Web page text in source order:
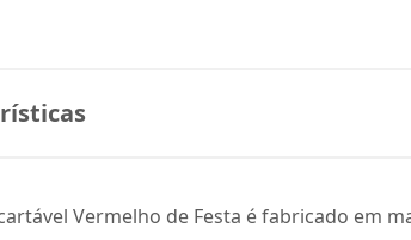
Vermelho de Festa é fabricado em